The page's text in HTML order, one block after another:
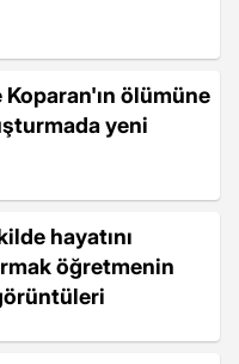
Koparan'ın ölümüne
yeni
hayatını
öğretmenin